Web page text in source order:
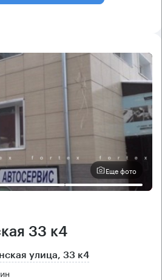
Еще фото
33 к4
улица, 33 к4